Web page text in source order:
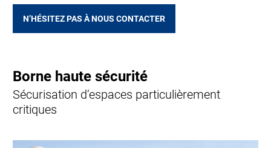
N’HÉSITEZ PAS À NOUS CONTACTER
Borne haute sécurité
Sécurisation d’espaces particulièrement
critiques